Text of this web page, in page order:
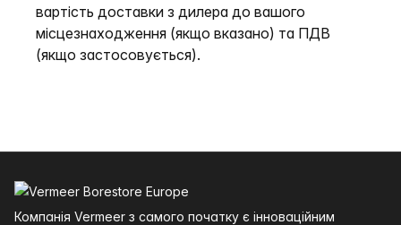
вартість доставки з дилера до вашого
місцезнаходження (якщо вказано) та ПДВ
(якщо застосовується).
Компанія Vermeer з самого початку є інноваційним